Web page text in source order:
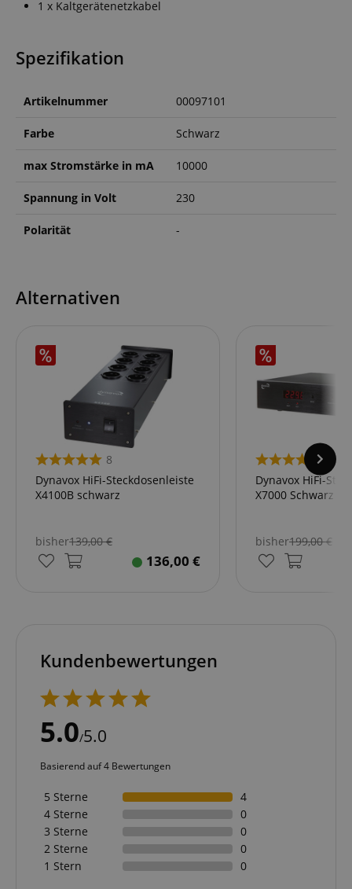
1 x Kaltgerätenetzkabel
Spezifikation
Artikelnummer 00097101
Farbe Schwarz
max Stromstärke in mA 10000
Spannung in Volt 230
Polarität -
Alternativen
8
Dynavox HiFi-Steckdosenleiste
X4100B schwarz
bisher139,00€
136,00 €
Dynavox HiFi-
X7000 Schwarz
bisher199,00€
Kundenbewertungen
5.0/5.0
Basierend auf 4 Bewertungen
5 Sterne
4
4 Sterne
0
3 Sterne
0
2 Sterne
0
1 Stern
0